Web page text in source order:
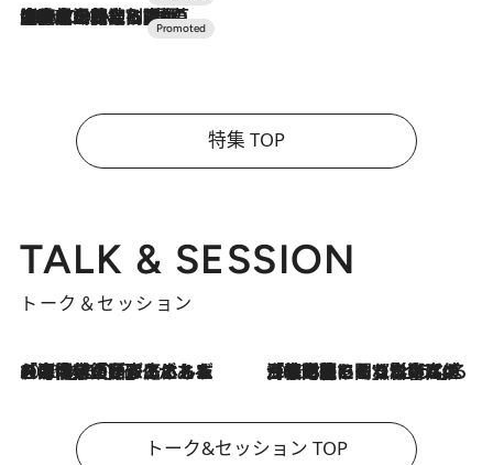
2026.7.10
NEW OPEN！【界 草津】名湯の地に誕生。趣の異なる2種の温泉と上州ならではの会席・蕎麦割烹など美食を味わう究極の癒やし旅
特集 TOP
TALK & SESSION
トーク＆セッション
2026.8.3
「今後値上げがあるとすれば…」「リスクがあるのは今年の冬」エネルギー専門家が語る、ホルムズ海峡封鎖が家庭にもたらす“ある心配” 2026.8.3
「住宅建てられない…」「サーチャージ料の高値が続いている」ホルムズ海峡封鎖による影響はいつまで続く？《エネルギー専門家に聞く“どうなる日本の暮らし”》
トーク&セッション TOP